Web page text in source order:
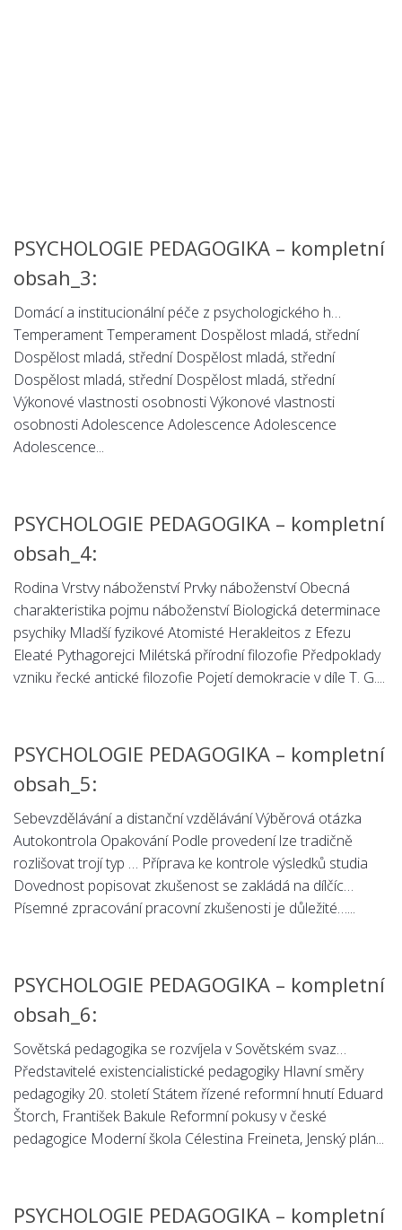
Management
Marketing
Občanská nauka
Pedagogika
Právo
Psychologie a Sociologie
Společenské vědy
Zdravotnictví
Zeměpis
Novinky
PSYCHOLOGIE PEDAGOGIKA – kompletní
obsah_3:
Domácí a institucionální péče z psychologického h…
Temperament Temperament Dospělost mladá, střední
Dospělost mladá, střední Dospělost mladá, střední
Dospělost mladá, střední Dospělost mladá, střední
Výkonové vlastnosti osobnosti Výkonové vlastnosti
osobnosti Adolescence Adolescence Adolescence
Adolescence...
PSYCHOLOGIE PEDAGOGIKA – kompletní
obsah_4:
Rodina Vrstvy náboženství Prvky náboženství Obecná
charakteristika pojmu náboženství Biologická determinace
psychiky Mladší fyzikové Atomisté Herakleitos z Efezu
Eleaté Pythagorejci Milétská přírodní filozofie Předpoklady
vzniku řecké antické filozofie Pojetí demokracie v díle T. G....
PSYCHOLOGIE PEDAGOGIKA – kompletní
obsah_5:
Sebevzdělávání a distanční vzdělávání Výběrová otázka
Autokontrola Opakování Podle provedení lze tradičně
rozlišovat trojí typ … Příprava ke kontrole výsledků studia
Dovednost popisovat zkušenost se zakládá na dílčíc…
Písemné zpracování pracovní zkušenosti je důležité…...
PSYCHOLOGIE PEDAGOGIKA – kompletní
obsah_6:
Sovětská pedagogika se rozvíjela v Sovětském svaz…
Představitelé existencialistické pedagogiky Hlavní směry
pedagogiky 20. století Státem řízené reformní hnutí Eduard
Štorch, František Bakule Reformní pokusy v české
pedagogice Moderní škola Célestina Freineta, Jenský plán...
PSYCHOLOGIE PEDAGOGIKA – kompletní